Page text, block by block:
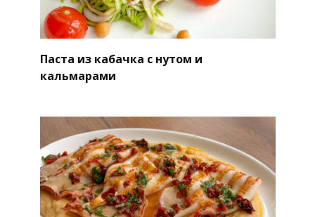
Паста из кабачка с нутом и
кальмарами